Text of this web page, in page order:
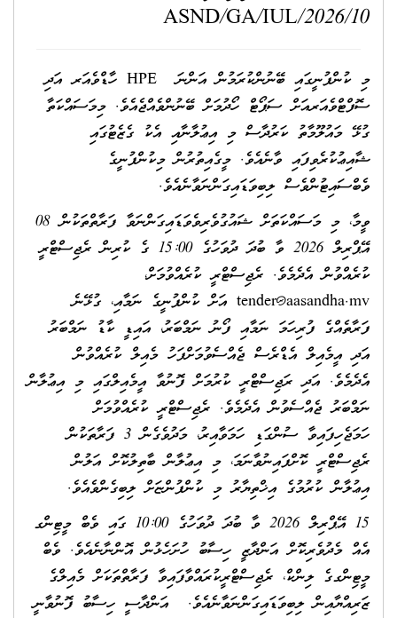
ASND/GA/IUL/2026/10
މި ކުންފުނީގައި ބޭނުންކުރަމުން އަންނަ HPE ހާޑްވެއަރ އަދި
ސޮފްޓްވެއަރއަށް ސަޕޯޓް ހޯދުމަށް ބޭނުންވެއްޖެއެވެ. މިމަސައްކަތާ
ގުޅޭ މައުލޫމާތު ކަރުދާސް މި އިޢުލާނާއި އެކު ގެޒެޓުގައި
ޝާއިޢުކުރެވިފައި ވާނެއެވެ. މީގެއިތުރުން މިކުންފުނީގެ
ވެބްސައިޓުންވެސް ލިބިވަޑައިގަންނަވާނެއެވެ.
ވީމާ، މި މަސައްކަތަށް ޝައުގުވެރިވެވަޑައިގަންނަވާ ފަރާތްތަކުން 08
އޭޕްރިލް 2026 ވާ ބުދަ ދުވަހުގެ 15:00 ގެ ކުރިން ރެޖިސްޓްރީ
ކުރެއްވުން އެދެމެވެ. ރެޖިސްޓްރީ ކުރެއްވުމަށް،
tender@aasandha.mv އަށް ކުންފުނީގެ ނަމާއި، ގުޅޭނެ
ފަރާތެއްގެ ފުރިހަމަ ނަމާއި ފޯނު ނަމްބަރު، އައިޑީ ކާޑު ނަމްބަރު
އަދި އީމެއިލް އެޑްރެސް ޖެއްސެވުމަށްފަހު މެއިލް ކުރެއްވުން
އެދެމެވެ. އަދި ރަޖިސްޓްރީ ކުރުމަށް ފޮނުވާ އީމެއިލްގައި މި އިޢުލާން
ނަމްބަރު ޖެއްސެވުން އެދެމެވެ. ރެޖިސްޓްރީ ކުރެއްވުމަށް
ހަމަޖެހިފައިވާ ސުންގަޑި ހަމަވާއިރު، މަދުވެގެން 3 ފަރާތަކުން
ރެޖިސްޓްރީ ކޮށްފައިނުވާނަމަ، މި އިޢުލާން ބާތިލުކޮށް އަލުން
އިޢުލާން ކުރުމުގެ އިޚްތިޔާރު މި ކުންފުންޏަށް ލިބިގެންވެއެވެ.
15 އޭޕްރިލް 2026 ވާ ބުދަ ދުވަހުގެ 10:00 ގައި ވެބް މީޓިންގ
އެއް މެދުވެރިކޮށް އަންދާޒީ ހިސާބު ހުށަހެޅުން އޮންނާނެއެވެ. ވެބް
މީޓިންގގެ ލިންކް، ރެޖިސްޓްރީކުރައްވާފައިވާ ފަރާތްތަކަށް މެއިލްގެ
ޒަރިއްޔާއިން ލިބިވަޑައިގަންނަވާނެއެވެ. އަންދާސީ ހިސާބު ފޮނުވާނީ